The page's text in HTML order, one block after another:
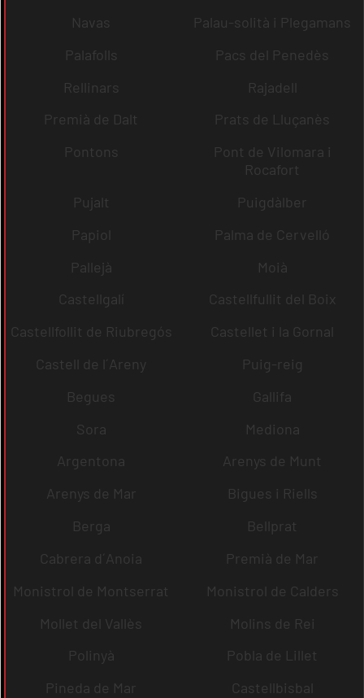
Navas
Palau-solità i Plegamans
Palafolls
Pacs del Penedès
Rellinars
Rajadell
Premià de Dalt
Prats de Lluçanès
Pontons
Pont de Vilomara i
Rocafort
Pujalt
Puigdàlber
Papiol
Palma de Cervelló
Pallejà
Moià
Castellgalí
Castellfullit del Boix
Castellfollit de Riubregós
Castellet i la Gornal
Castell de l´Areny
Puig-reig
Begues
Gallifa
Sora
Mediona
Argentona
Arenys de Munt
Arenys de Mar
Bigues i Riells
Berga
Bellprat
Cabrera d´Anoia
Premià de Mar
Monistrol de Montserrat
Monistrol de Calders
Mollet del Vallès
Molins de Rei
Polinyà
Pobla de Lillet
Pineda de Mar
Castellbisbal